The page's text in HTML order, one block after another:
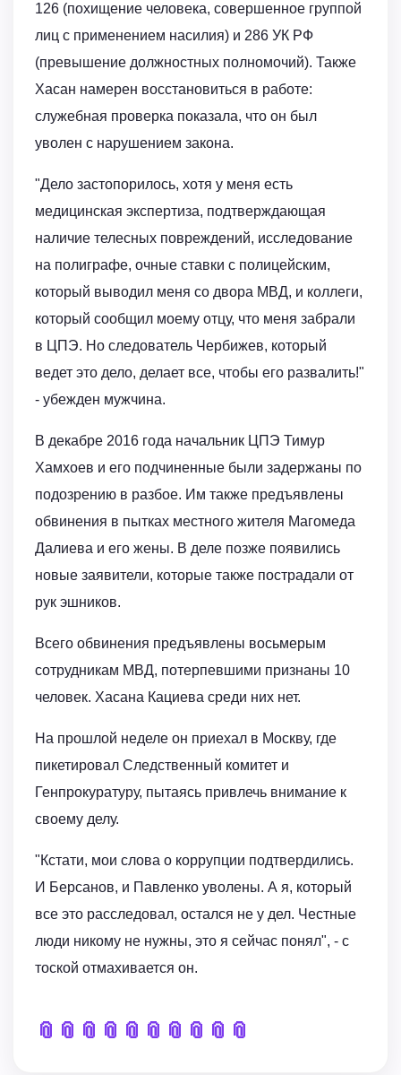
126 (похищение человека, совершенное группой
лиц с применением насилия) и 286 УК РФ
(превышение должностных полномочий). Также
Хасан намерен восстановиться в работе:
служебная проверка показала, что он был
уволен с нарушением закона.
"Дело застопорилось, хотя у меня есть
медицинская экспертиза, подтверждающая
наличие телесных повреждений, исследование
на полиграфе, очные ставки с полицейским,
который выводил меня со двора МВД, и коллеги,
который сообщил моему отцу, что меня забрали
в ЦПЭ. Но следователь Чербижев, который
ведет это дело, делает все, чтобы его развалить!"
- убежден мужчина.
В декабре 2016 года начальник ЦПЭ Тимур
Хамхоев и его подчиненные были задержаны по
подозрению в разбое. Им также предъявлены
обвинения в пытках местного жителя Магомеда
Далиева и его жены. В деле позже появились
новые заявители, которые также пострадали от
рук эшников.
Всего обвинения предъявлены восьмерым
сотрудникам МВД, потерпевшими признаны 10
человек. Хасана Кациева среди них нет.
На прошлой неделе он приехал в Москву, где
пикетировал Следственный комитет и
Генпрокуратуру, пытаясь привлечь внимание к
своему делу.
"Кстати, мои слова о коррупции подтвердились.
И Берсанов, и Павленко уволены. А я, который
все это расследовал, остался не у дел. Честные
люди никому не нужны, это я сейчас понял", - с
тоской отмахивается он.
📎 📎 📎 📎 📎 📎 📎 📎 📎 📎